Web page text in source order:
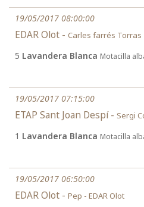
19/05/2017 08:00:00
EDAR Olot - Carles farrés Torras
5 Lavandera Blanca Motacilla
19/05/2017 07:15:00
ETAP Sant Joan Despí - Sergi
1 Lavandera Blanca Motacilla
19/05/2017 06:50:00
EDAR Olot - Pep - EDAR Olot